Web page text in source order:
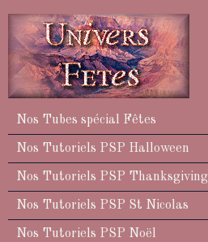
Nos Tubes spécial Fêtes
Nos Tutoriels PSP Halloween
Nos Tutoriels PSP Thanksgiving
Nos Tutoriels PSP St Nicolas
Nos Tutoriels PSP Noël